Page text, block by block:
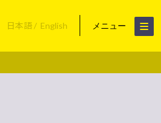
日本語 English メニュー